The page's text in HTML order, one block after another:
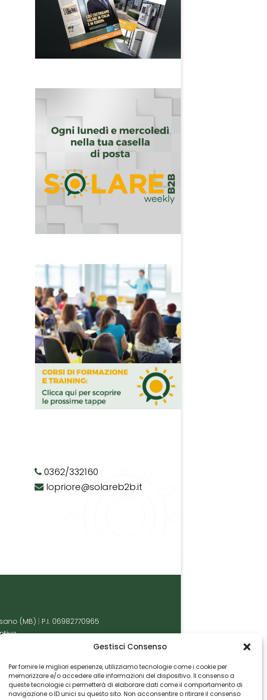
Gestisci Consenso
Per fornire le migliori esperienze, utilizziamo tecnologie come i cookie per
memorizzare e/o accedere alle informazioni del dispositivo. Il consenso a
queste tecnologie ci permetterà di elaborare dati come il comportamento di
navigazione o ID unici su questo sito. Non acconsentire o ritirare il consenso
0362/332160
lopriore@solareb2b.it
(MB)
P.I. 06982770965